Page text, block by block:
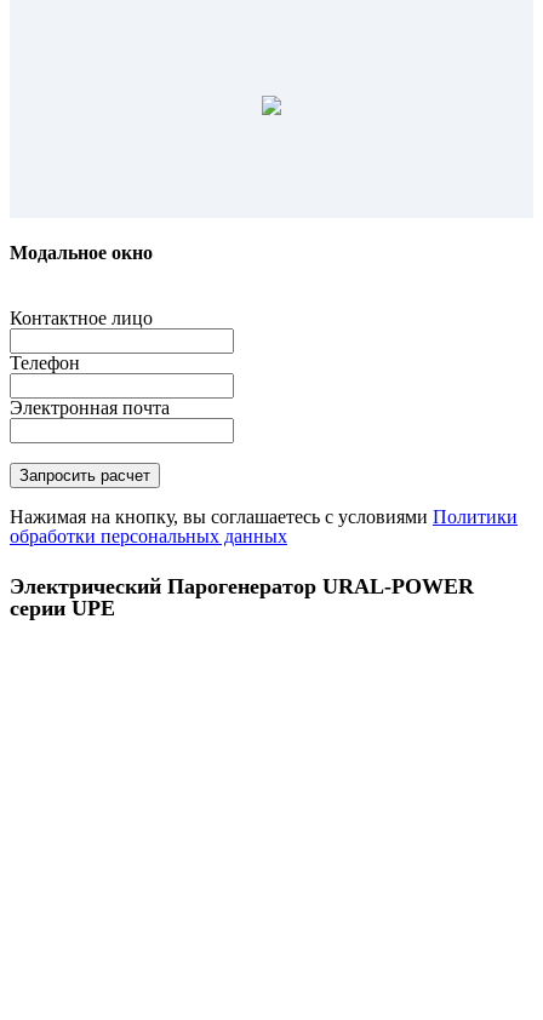
Модальное окно
Контактное лицо
Телефон
Электронная почта
Нажимая на кнопку, вы соглашаетесь с условиями Политики
обработки персональных данных
Электрический Парогенератор URAL-POWER
серии UPE